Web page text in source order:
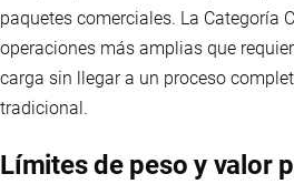
paquetes comerciales. La Categoría
operaciones más amplias que
carga sin llegar a un proceso
tradicional.
Límites de peso y valor